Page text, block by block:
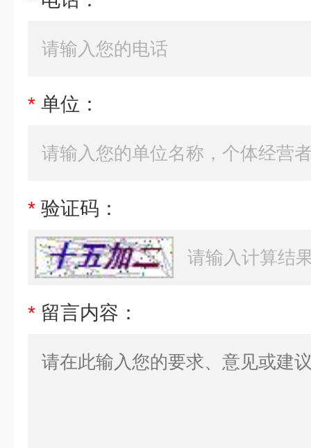
* 单位：
* 验证码：
* 留言内容：